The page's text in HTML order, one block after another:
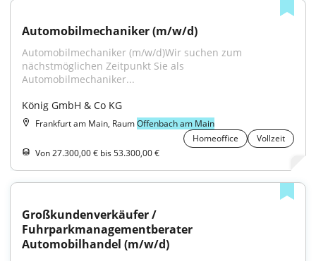
Automobilmechaniker (m/w/d)
Automobilmechaniker (m/w/d)Wir suchen zum
nächstmöglichen Zeitpunkt Sie als
Automobilmechaniker...
König GmbH & Co KG
Frankfurt am Main, RaumOffenbach am Main
Homeoffice
Vollzeit
Von 27.300,00 € bis 53.300,00 €
Großkundenverkäufer /
Fuhrparkmanagementberater
Automobilhandel (m/w/d)